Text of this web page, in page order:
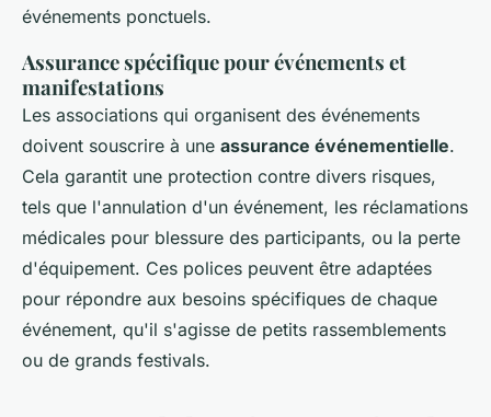
événements ponctuels.
Assurance spécifique pour événements et
manifestations
Les associations qui organisent des événements
doivent souscrire à une assurance événementielle.
Cela garantit une protection contre divers risques,
tels que l'annulation d'un événement, les réclamations
médicales pour blessure des participants, ou la perte
d'équipement. Ces polices peuvent être adaptées
pour répondre aux besoins spécifiques de chaque
événement, qu'il s'agisse de petits rassemblements
ou de grands festivals.